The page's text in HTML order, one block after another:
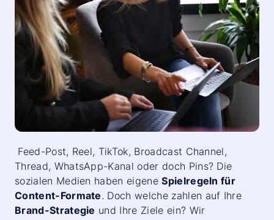
Feed-Post, Reel, TikTok, Broadcast Channel,
Thread, WhatsApp-Kanal oder doch Pins? Die
sozialen Medien haben eigeneSpielregeln für
Content-Formate. Doch welche zahlen auf Ihre
Brand-Strategie und Ihre Ziele ein? Wir